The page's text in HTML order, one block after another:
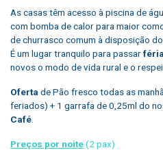
As casas têm acesso à piscina de
com bomba de calor para maior
de churrasco comum à disposição
É um lugar tranquilo para passar
novos o modo de vida rural e o
Oferta de Pão fresco todas as
feriados) + 1 garrafa de 0,25ml do
Café
Preços por noite(2 pax)